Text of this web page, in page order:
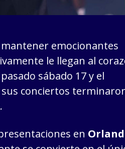
emocionantes
le llegan al
sábado 17 y el
conciertos
en